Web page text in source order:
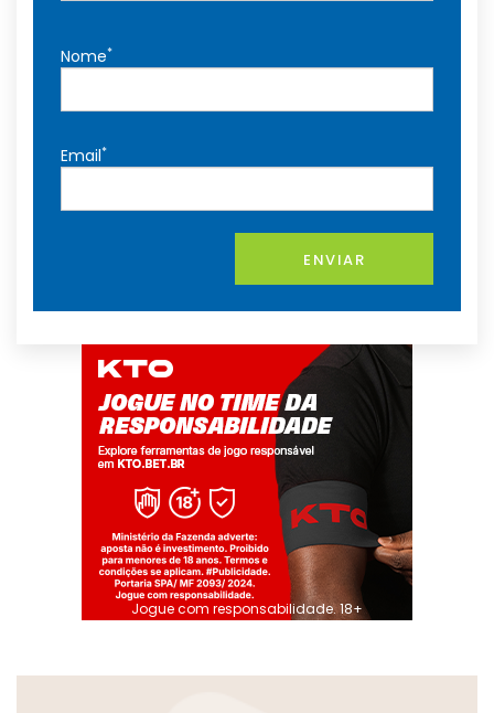
Nome*
Email*
ENVIAR
Jogue com responsabilidade. 18+